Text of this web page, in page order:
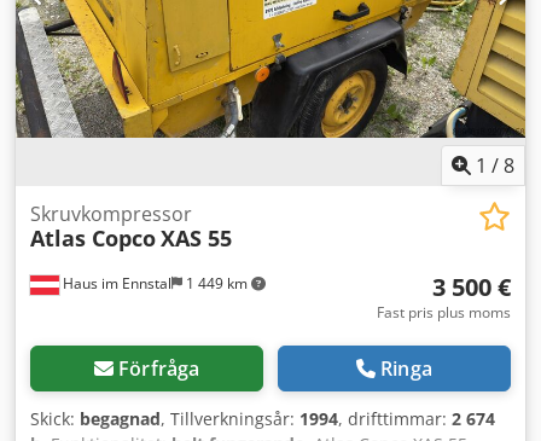
1 /8
Haus im Ennstal 1 449 km
Skruvkompressor
Atlas CopcoXAS 55
3 500 €
Fast pris plus moms
Förfråga Ringa
Skick: begagnad, Tillverkningsår: 1994, drifttimmar: 2 674